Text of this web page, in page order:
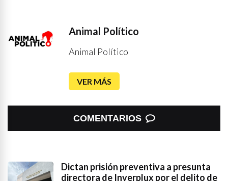
Animal Político
Animal Político
VER MÁS
COMENTARIOS
Dictan prisión preventiva a presunta
directora de Inverplux por el delito de